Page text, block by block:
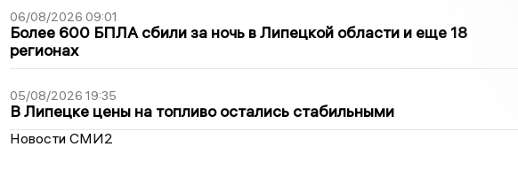
06/08/2026 09:01
Более 600 БПЛА сбили за ночь в Липецкой области и еще 18
регионах
05/08/2026 19:35
В Липецке цены на топливо остались стабильными
Новости СМИ2